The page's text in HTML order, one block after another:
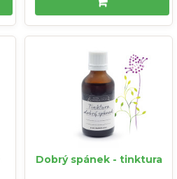
Dobrý spánek - tinktura